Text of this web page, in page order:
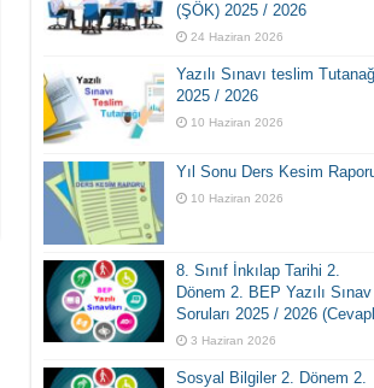
(ŞÖK) 2025 / 2026
24 Haziran 2026
Yazılı Sınavı teslim
2025 / 2026
10 Haziran 2026
Yıl Sonu Ders Kesim
10 Haziran 2026
8. Sınıf İnkılap Tarihi 2.
Dönem 2. BEP Yazılı Sınav
Soruları 2025 / 2026
3 Haziran 2026
Sosyal Bilgiler 2. Dönem 2.